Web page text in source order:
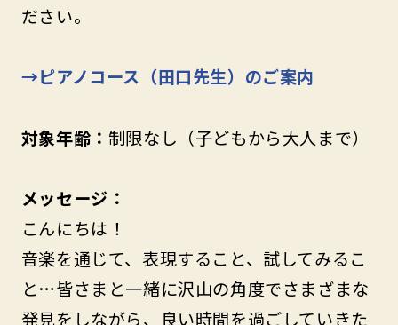
ださい。
→ピアノコース（田口先生）のご案内
対象年齢： 制限なし（子どもから大人まで）
メッセージ：
こんにちは！
音楽を通じて、表現すること、試してみるこ
と…皆さまと一緒に沢山の角度でさまざまな
発見をしながら、良い時間を過ごしていきた